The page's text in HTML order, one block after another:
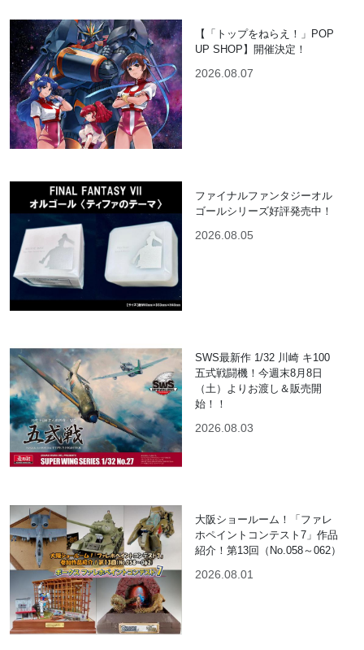
【「トップをねらえ！」POP
UP SHOP】開催決定！
2026.08.07
ファイナルファンタジーオル
ゴールシリーズ好評発売中！
2026.08.05
SWS最新作 1/32 川崎 キ100
五式戦闘機！今週末8月8日
（土）よりお渡し＆販売開
始！！
2026.08.03
大阪ショールーム！「ファレ
ホペイントコンテスト7」作品
紹介！第13回（No.058～062）
2026.08.01